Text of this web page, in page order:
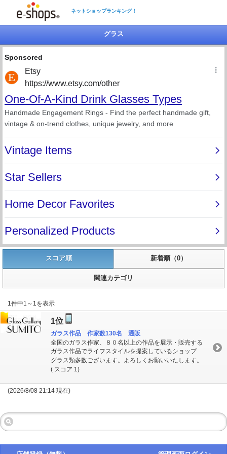
ネットショップランキング！
グラス
スコア順 新着順（0）
関連カテゴリ
1件中1～1を表示
1位
ガラス作品 作家数130名 通販
全国のガラス作家、８０名以上の作品を展示・販売する
ガラス作品でライフスタイルを提案しているショップ
グラス類多数ございます。よろしくお願いいたします。
( スコア 1)
(2026/8/08 21:14 現在)